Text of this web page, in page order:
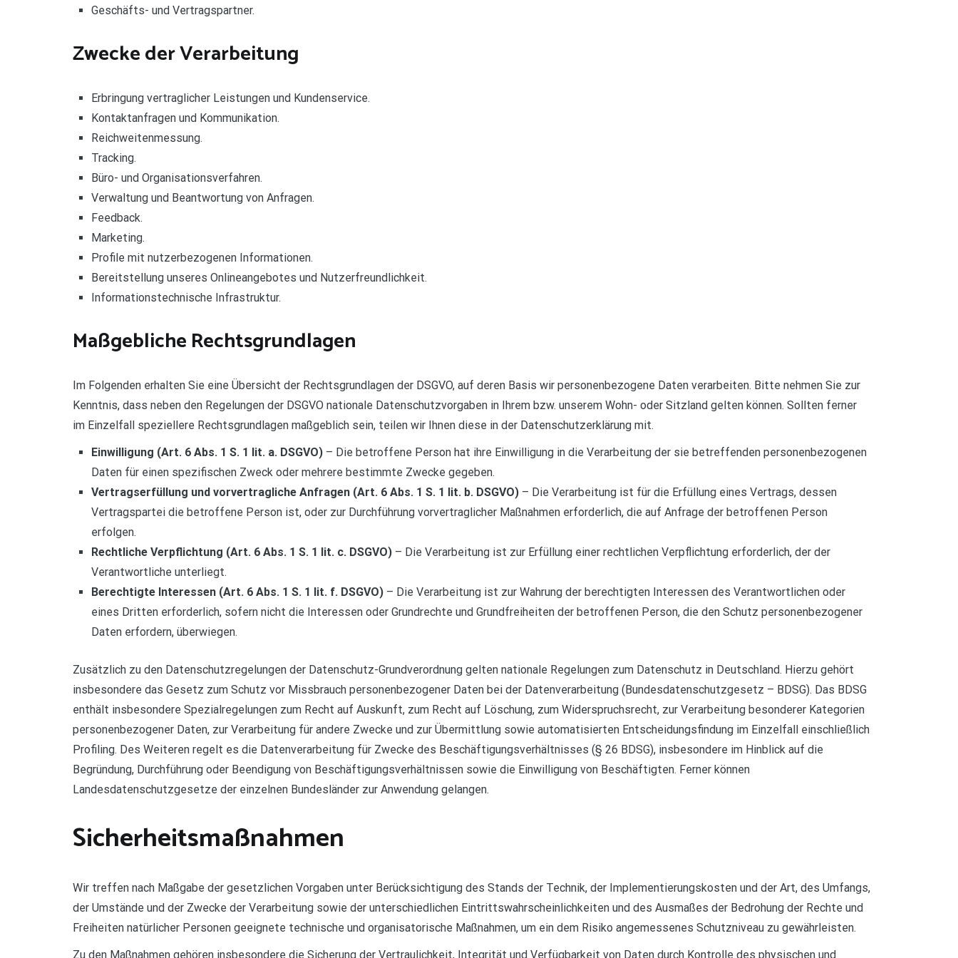
Geschäfts- und Vertragspartner.
Zwecke der Verarbeitung
Erbringung vertraglicher Leistungen und Kundenservice.
Kontaktanfragen und Kommunikation.
Reichweitenmessung.
Tracking.
Büro- und Organisationsverfahren.
Verwaltung und Beantwortung von Anfragen.
Feedback.
Marketing.
Profile mit nutzerbezogenen Informationen.
Bereitstellung unseres Onlineangebotes und Nutzerfreundlichkeit.
Informationstechnische Infrastruktur.
Maßgebliche Rechtsgrundlagen
Im Folgenden erhalten Sie eine Übersicht der Rechtsgrundlagen der DSGVO, auf deren Basis wir personenbezogene Daten verarbeiten. Bitte nehmen Sie zur
Kenntnis, dass neben den Regelungen der DSGVO nationale Datenschutzvorgaben in Ihrem bzw. unserem Wohn- oder Sitzland gelten können. Sollten ferner
im Einzelfall speziellere Rechtsgrundlagen maßgeblich sein, teilen wir Ihnen diese in der Datenschutzerklärung mit.
Einwilligung (Art. 6 Abs. 1 S. 1 lit. a. DSGVO)– Die betroffene Person hat ihre Einwilligung in die Verarbeitung der sie betreffenden personenbezogenen
Daten für einen spezifischen Zweck oder mehrere bestimmte Zwecke gegeben.
Vertragserfüllung und vorvertragliche Anfragen (Art. 6 Abs. 1 S. 1 lit. b. DSGVO)– Die Verarbeitung ist für die Erfüllung eines Vertrags, dessen
Vertragspartei die betroffene Person ist, oder zur Durchführung vorvertraglicher Maßnahmen erforderlich, die auf Anfrage der betroffenen Person
erfolgen.
Rechtliche Verpflichtung (Art. 6 Abs. 1 S. 1 lit. c. DSGVO)– Die Verarbeitung ist zur Erfüllung einer rechtlichen Verpflichtung erforderlich, der der
Verantwortliche unterliegt.
Berechtigte Interessen (Art. 6 Abs. 1 S. 1 lit. f. DSGVO)– Die Verarbeitung ist zur Wahrung der berechtigten Interessen des Verantwortlichen oder
eines Dritten erforderlich, sofern nicht die Interessen oder Grundrechte und Grundfreiheiten der betroffenen Person, die den Schutz personenbezogener
Daten erfordern, überwiegen.
Zusätzlich zu den Datenschutzregelungen der Datenschutz-Grundverordnung gelten nationale Regelungen zum Datenschutz in Deutschland. Hierzu gehört
insbesondere das Gesetz zum Schutz vor Missbrauch personenbezogener Daten bei der Datenverarbeitung (Bundesdatenschutzgesetz – BDSG). Das BDSG
enthält insbesondere Spezialregelungen zum Recht auf Auskunft, zum Recht auf Löschung, zum Widerspruchsrecht, zur Verarbeitung besonderer Kategorien
personenbezogener Daten, zur Verarbeitung für andere Zwecke und zur Übermittlung sowie automatisierten Entscheidungsfindung im Einzelfall einschließlich
Profiling. Des Weiteren regelt es die Datenverarbeitung für Zwecke des Beschäftigungsverhältnisses (§ 26 BDSG), insbesondere im Hinblick auf die
Begründung, Durchführung oder Beendigung von Beschäftigungsverhältnissen sowie die Einwilligung von Beschäftigten. Ferner können
Landesdatenschutzgesetze der einzelnen Bundesländer zur Anwendung gelangen.
Sicherheitsmaßnahmen
Wir treffen nach Maßgabe der gesetzlichen Vorgaben unter Berücksichtigung des Stands der Technik, der Implementierungskosten und der Art, des Umfangs,
der Umstände und der Zwecke der Verarbeitung sowie der unterschiedlichen Eintrittswahrscheinlichkeiten und des Ausmaßes der Bedrohung der Rechte und
Freiheiten natürlicher Personen geeignete technische und organisatorische Maßnahmen, um ein dem Risiko angemessenes Schutzniveau zu gewährleisten.
Zu den Maßnahmen gehören insbesondere die Sicherung der Vertraulichkeit, Integrität und Verfügbarkeit von Daten durch Kontrolle des physischen und